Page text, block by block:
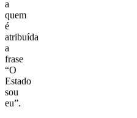
a
quem
é
atribuída
a
frase
“O
Estado
sou
eu”.